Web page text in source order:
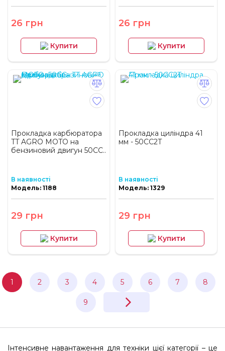
26 грн
Купити
26 грн
Купити
Прокладка карбюратора
TT AGRO MOTO на
бензиновий двигун 50CC..
В наявності
Модель: 1188
29 грн
Купити
Прокладка циліндра 41
мм - 50CC2T
В наявності
Модель: 1329
29 грн
Купити
1 2 3 4 5 6 7 8
9
Інтенсивне навантаження для техніки цієї категорії – це